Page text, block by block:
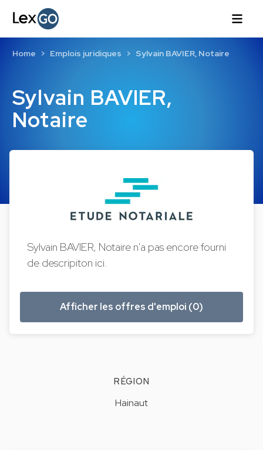
Sylvain BAVIER,
Notaire
Home Emplois juridiques Sylvain BAVIER, Notaire
Sylvain BAVIER, Notaire n'a pas encore fourni
de descripiton ici.
Afficher les offres d'emploi (0)
RÉGION
Hainaut